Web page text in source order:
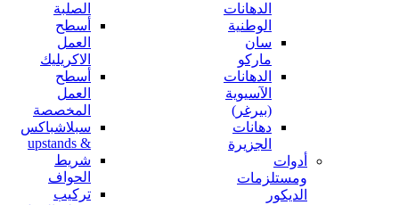
الدهانات
الوطنية
سان
ماركو
الدهانات
الآسيوية
(بيرغر)
دهانات
الجزيرة
أدوات
ومستلزمات
الديكور
الصلبة
أسطح
العمل
الاكريليك
أسطح
العمل
المخصصة
سبلاشباكس
& upstands
شريط
الحواف
تركيب